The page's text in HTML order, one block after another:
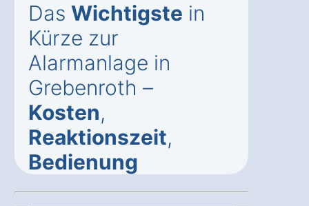
Das Wichtigste in
Kürze zur
Alarmanlage in
Grebenroth –
Kosten,
Reaktionszeit,
Bedienung